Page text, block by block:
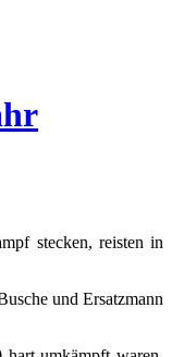
stecken, reisten in
und Ersatzmann